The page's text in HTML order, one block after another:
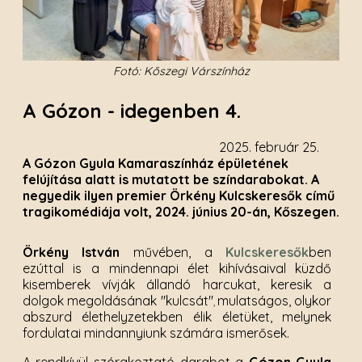
Fotó: Kőszegi Várszínház
A Gózon - idegenben 4.
2025. február 25.
A Gózon Gyula Kamaraszínház épületének
felújítása alatt is mutatott be színdarabokat. A
negyedik ilyen premier Örkény Kulcskeresők című
tragikomédiája volt, 2024. június 20-án, Kőszegen.
Örkény István művében, a Kulcskeresőkben
ezúttal is a mindennapi élet kihívásaival küzdő
kisemberek vívják állandó harcukat, keresik a
dolgok megoldásának "kulcsát", mulatságos, olykor
abszurd élethelyzetekben élik életüket, melynek
fordulatai mindannyiunk számára ismerősek.